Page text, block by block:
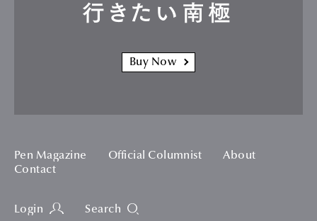
行きたい南極
Buy Now
Pen Magazine Official Columnist
About
Contact
Login Search